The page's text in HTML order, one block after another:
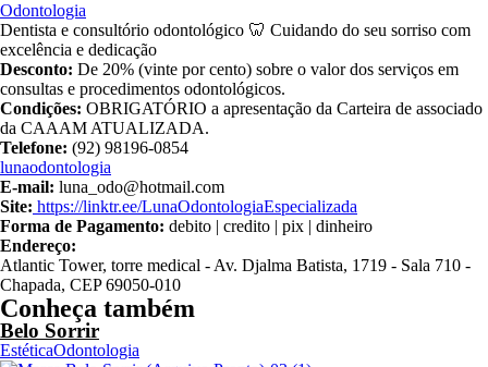
Odontologia
Dentista e consultório odontológico 🦷 Cuidando do seu sorriso com
excelência e dedicação
Desconto: De 20% (vinte por cento) sobre o valor dos serviços em
consultas e procedimentos odontológicos.
Condições: OBRIGATÓRIO a apresentação da Carteira de associado
da CAAAM ATUALIZADA.
Telefone: (92) 98196-0854
lunaodontologia
E-mail: luna_odo@hotmail.com
Site: https://linktr.ee/LunaOdontologiaEspecializada
Forma de Pagamento: debito | credito | pix | dinheiro
Endereço:
Atlantic Tower, torre medical - Av. Djalma Batista, 1719 - Sala 710 -
Chapada, CEP 69050-010
Conheça também
Belo Sorrir
EstéticaOdontologia